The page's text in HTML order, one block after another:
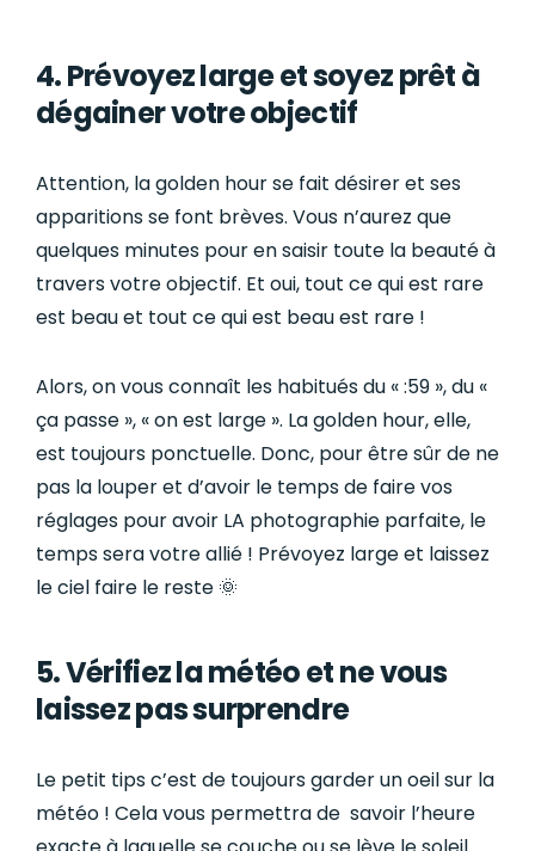
4. Prévoyez large et soyez prêt à
dégainer votre objectif
Attention, la golden hour se fait désirer et ses
apparitions se font brèves. Vous n’aurez que
quelques minutes pour en saisir toute la beauté à
travers votre objectif. Et oui, tout ce qui est rare
est beau et tout ce qui est beau est rare !
Alors, on vous connaît les habitués du « :59 », du «
ça passe », « on est large ». La golden hour, elle,
est toujours ponctuelle. Donc, pour être sûr de ne
pas la louper et d’avoir le temps de faire vos
réglages pour avoir LA photographie parfaite, le
temps sera votre allié ! Prévoyez large et laissez
le ciel faire le reste 🌞
5. Vérifiez la météo et ne vous
laissez pas surprendre
Le petit tips c’est de toujours garder un oeil sur la
météo ! Cela vous permettra de savoir l’heure